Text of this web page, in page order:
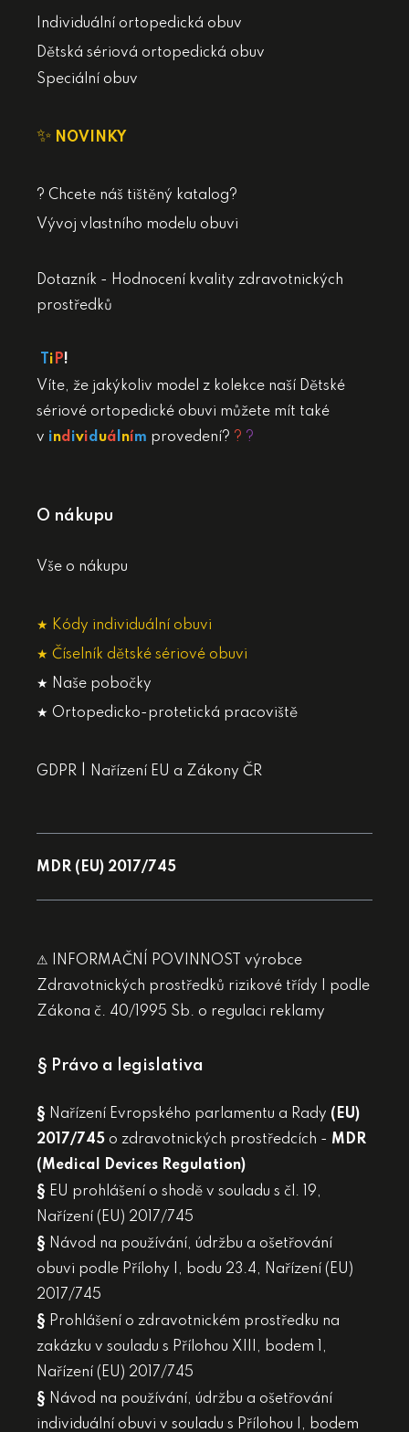
Individuální ortopedická obuv
Dětská sériová ortopedická obuv
Speciální obuv
✨ NOVINKY
? Chcete náš tištěný katalog?
Vývoj vlastního modelu obuvi
Dotazník - Hodnocení kvality zdravotnických
prostředků
i P!
Víte, že jakýkoliv model z kolekce naší Dětské
sériové ortopedické obuvi můžete mít také
v ind ivid uá ním provedení? ? ?
O nákupu
Vše o nákupu
★ Kódy individuální obuvi
★ Číselník dětské sériové obuvi
★ Naše pobočky
★ Ortopedicko-protetická pracoviště
GDPR Nařízení EU a Zákony ČR
MDR (EU) 2017/745
⚠ INFORMAČNÍ POVINNOST výrobce
Zdravotnických prostředků rizikové třídy I podle
Zákona č. 40/1995 Sb. o regulaci reklamy
§ Právo a legislativa
§ Nařízení Evropského parlamentu a Rady (EU)
2017/745 o zdravotnických prostředcích - MDR
(Medical Devices Regulation)
§ EU prohlášení o shodě v souladu s čl. 19,
Nařízení (EU) 2017/745
§ Návod na používání, údržbu a ošetřování
obuvi podle Přílohy I, bodu 23.4, Nařízení (EU)
2017/745
§ Prohlášení o zdravotnickém prostředku na
zakázku v souladu s Přílohou XIII, bodem 1,
Nařízení (EU) 2017/745
§ Návod na používání, údržbu a ošetřování
individuální obuvi v souladu s Přílohou I, bodem